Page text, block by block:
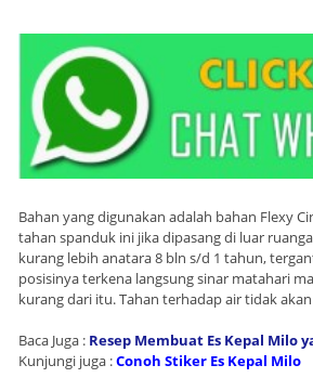
Bahan yang digunakan adalah bahan Flexy
tahan spanduk ini jika dipasang di luar
kurang lebih anatara 8 bln s/d 1 tahun,
posisinya terkena langsung sinar matahari
kurang dari itu. Tahan terhadap air tidak
Baca Juga : Resep Membuat Es Kepal Milo
Kunjungi juga :Conoh Stiker Es Kepal Milo